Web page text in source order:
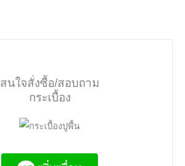
สนใจสั่งซื้อ/สอบถาม
กระเบื้อง